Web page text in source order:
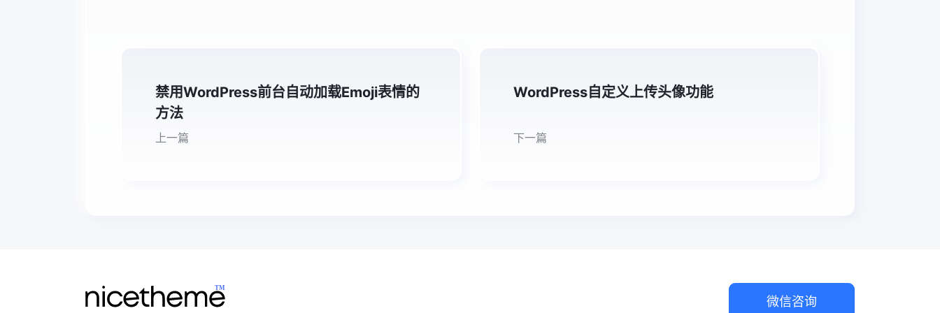
禁用WordPress前台自动加载Emoji表情的
方法
上一篇
WordPress自定义上传头像功能
下一篇
微信咨询